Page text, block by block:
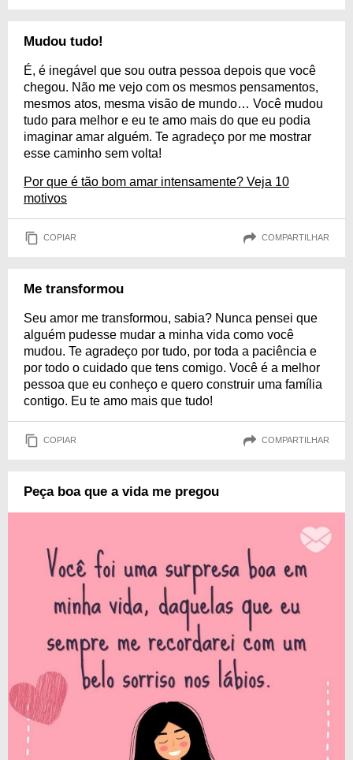
Mudou tudo!
É, é inegável que sou outra pessoa depois que você
chegou. Não me vejo com os mesmos pensamentos,
mesmos atos, mesma visão de mundo… Você mudou
tudo para melhor e eu te amo mais do que eu podia
imaginar amar alguém. Te agradeço por me mostrar
esse caminho sem volta!
Por que é tão bom amar intensamente? Veja 10
motivos
COPIAR COMPARTILHAR
Me transformou
Seu amor me transformou, sabia? Nunca pensei que
alguém pudesse mudar a minha vida como você
mudou. Te agradeço por tudo, por toda a paciência e
por todo o cuidado que tens comigo. Você é a melhor
pessoa que eu conheço e quero construir uma família
contigo. Eu te amo mais que tudo!
COPIAR COMPARTILHAR
Peça boa que a vida me pregou